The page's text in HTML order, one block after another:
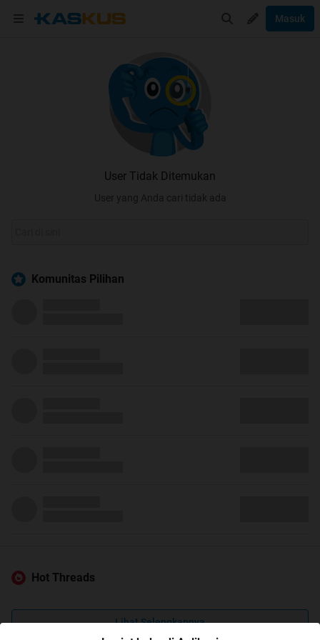
Masuk
User Tidak Ditemukan
User yang Anda cari tidak ada
Komunitas Pilihan
Hot Threads
Lihat Selengkapnya